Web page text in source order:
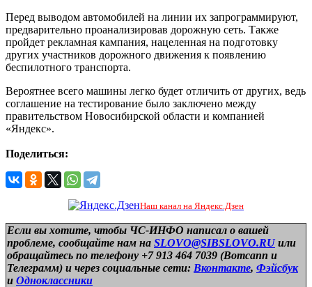
Перед выводом автомобилей на линии их запрограммируют,
предварительно проанализировав дорожную сеть. Также
пройдет рекламная кампания, нацеленная на подготовку
других участников дорожного движения к появлению
беспилотного транспорта.
Вероятнее всего машины легко будет отличить от других, ведь
соглашение на тестирование было заключено между
правительством Новосибирской области и компанией
«Яндекс».
Поделиться:
Наш канал на Яндекс.Дзен
Если вы хотите, чтобы ЧС-ИНФО написал о вашей
проблеме, сообщайте нам на SLOVO@SIBSLOVO.RU или
обращайтесь по телефону +7 913 464 7039 (Вотсапп и
Телеграмм) и через социальные сети: Вконтакте, Фэйсбук
и Одноклассники